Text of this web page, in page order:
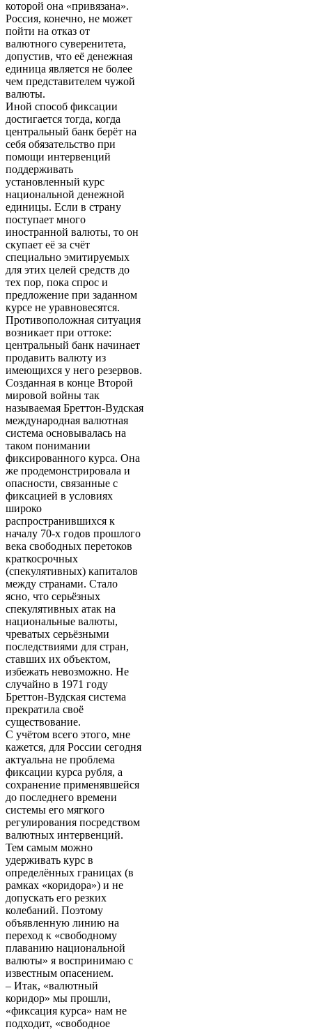
которой она «привязана».
Россия, конечно, не может
пойти на отказ от
валютного суверенитета,
допустив, что её денежная
единица является не более
чем представителем чужой
валюты.
Иной способ фиксации
достигается тогда, когда
центральный банк берёт на
себя обязательство при
помощи интервенций
поддерживать
установленный курс
национальной денежной
единицы. Если в страну
поступает много
иностранной валюты, то он
скупает её за счёт
специально эмитируемых
для этих целей средств до
тех пор, пока спрос и
предложение при заданном
курсе не уравновесятся.
Противоположная ситуация
возникает при оттоке:
центральный банк начинает
продавить валюту из
имеющихся у него резервов.
Созданная в конце Второй
мировой войны так
называемая Бреттон-Вудская
международная валютная
система основывалась на
таком понимании
фиксированного курса. Она
же продемонстрировала и
опасности, связанные с
фиксацией в условиях
широко
распространившихся к
началу 70-х годов прошлого
века свободных перетоков
краткосрочных
(спекулятивных) капиталов
между странами. Стало
ясно, что серьёзных
спекулятивных атак на
национальные валюты,
чреватых серьёзными
последствиями для стран,
ставших их объектом,
избежать невозможно. Не
случайно в 1971 году
Бреттон-Вудская система
прекратила своё
существование.
С учётом всего этого, мне
кажется, для России сегодня
актуальна не проблема
фиксации курса рубля, а
сохранение применявшейся
до последнего времени
системы его мягкого
регулирования посредством
валютных интервенций.
Тем самым можно
удерживать курс в
определённых границах (в
рамках «коридора») и не
допускать его резких
колебаний. Поэтому
объявленную линию на
переход к «свободному
плаванию национальной
валюты» я воспринимаю с
известным опасением.
– Итак, «валютный
коридор» мы прошли,
«фиксация курса» нам не
подходит, «свободное